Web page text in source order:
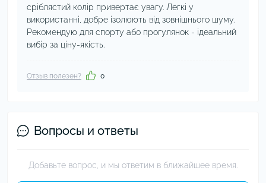
сріблястий колір привертає увагу. Легкі у
використанні, добре ізолюють від зовнішнього шуму.
Рекомендую для спорту або прогулянок - ідеальний
вибір за ціну-якість.
Отзыв полезен? 0
Вопросы и ответы
Добавьте вопрос, и мы ответим в ближайшее время.